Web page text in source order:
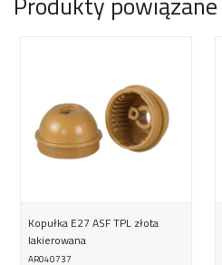
Kopułka E27 ASF TPL złota
lakierowana
AR040737